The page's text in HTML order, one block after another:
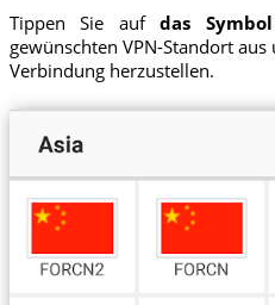
Tippen Sie aufdas
gewünschten VPN-Standort
Verbindung herzustellen.